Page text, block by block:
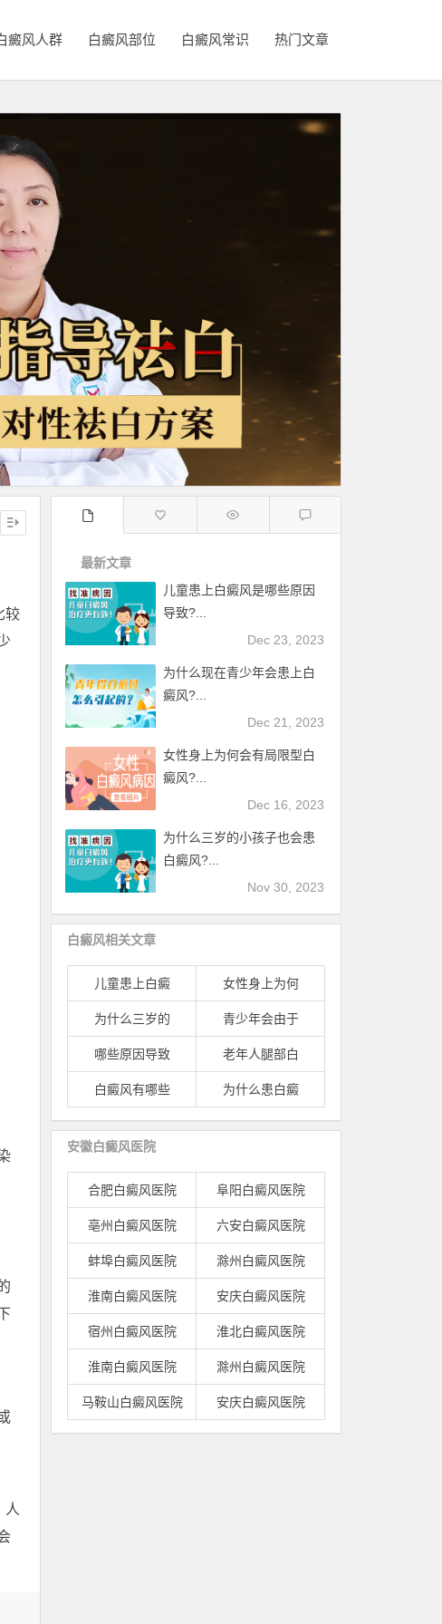
癜风人群 白癜风部位 白癜风常识 热门文章
较
人
最新文章
儿童患上白癜风是哪些原因
导致?...
Dec 23, 2023
为什么现在青少年会患上白
癜风?...
Dec 21, 2023
女性身上为何会有局限型白
癜风?...
Dec 16, 2023
为什么三岁的小孩子也会患
白癜风?...
Nov 30, 2023
白癜风相关文章
儿童患上白癜 女性身上为何
为什么三岁的 青少年会由于
哪些原因导致 老年人腿部白
白癜风有哪些 为什么患白癜
安徽白癜风医院
合肥白癜风医院 阜阳白癜风医院
亳州白癜风医院 六安白癜风医院
蚌埠白癜风医院 滁州白癜风医院
淮南白癜风医院 安庆白癜风医院
宿州白癜风医院 淮北白癜风医院
淮南白癜风医院 滁州白癜风医院
马鞍山白癜风医院 安庆白癜风医院